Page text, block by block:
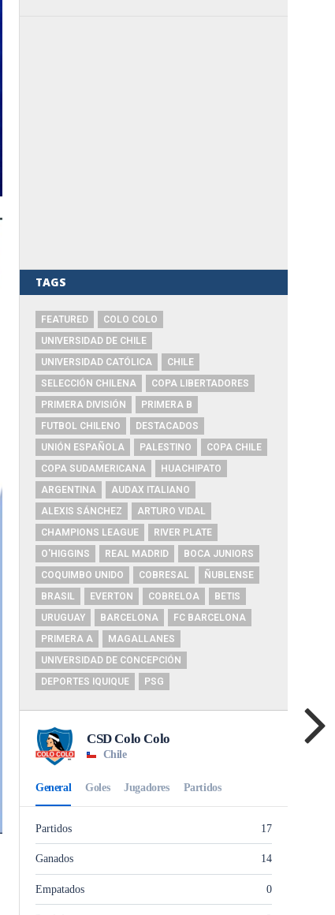
TAGS
FEATURED
COLO COLO
UNIVERSIDAD DE CHILE
UNIVERSIDAD CATÓLICA
CHILE
SELECCIÓN CHILENA
COPA LIBERTADORES
PRIMERA DIVISIÓN
PRIMERA B
FUTBOL CHILENO
DESTACADOS
UNIÓN ESPAÑOLA
PALESTINO
COPA CHILE
COPA SUDAMERICANA
HUACHIPATO
ARGENTINA
AUDAX ITALIANO
ALEXIS SÁNCHEZ
ARTURO VIDAL
CHAMPIONS LEAGUE
RIVER PLATE
O'HIGGINS
REAL MADRID
BOCA JUNIORS
COQUIMBO UNIDO
COBRESAL
ÑUBLENSE
BRASIL
EVERTON COBRELOA
BETIS
URUGUAY
BARCELONA
FC BARCELONA
PRIMERA A
MAGALLANES
UNIVERSIDAD DE CONCEPCIÓN
DEPORTES IQUIQUE
PSG